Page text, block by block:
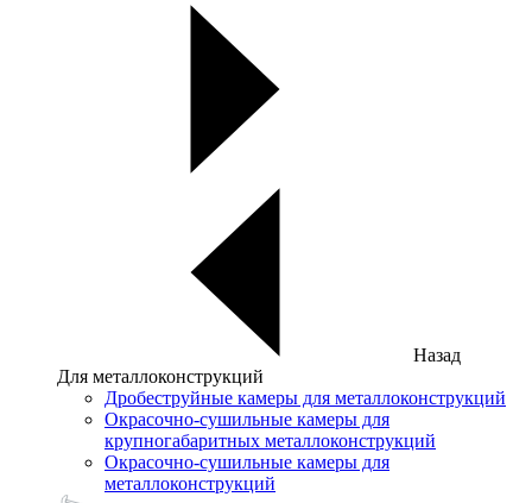
Назад
Для металлоконструкций
Дробеструйные камеры для металлоконструкций
Окрасочно-сушильные камеры для
крупногабаритных металлоконструкций
Окрасочно-сушильные камеры для
металлоконструкций